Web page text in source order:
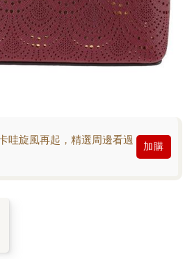
哇旋風再起，精選周邊看過
加購